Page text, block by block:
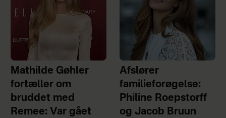
Mathilde Gøhler
fortæller om
bruddet med
Remee: Var gået
Afslører
familieforøgelse:
Philine Roepstorff
og Jacob Bruun